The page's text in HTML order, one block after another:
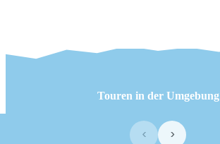
Touren in der Umgebung
‹ ›